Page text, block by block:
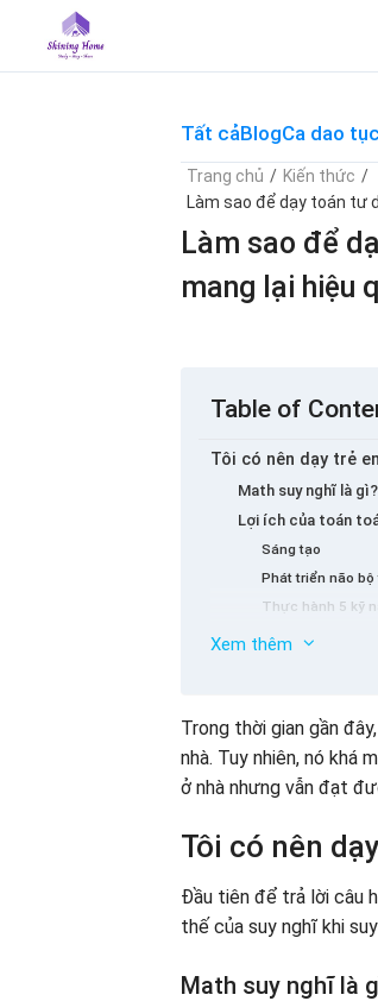
content
Tất cảBlogCa dao
Trang chủ / Kiến thức /
Làm sao để dạy toán tư
Làm sao để
mang lại hiệu
Table of
Tôi có nên dạy trẻ
Math suy nghĩ là gì?
Lợi ích của toán
Sáng tạo
Phát triển não bộ
Thực hành 5 kỹ
Xây dựng nền
Chọn đồ chơi để
Hãy để con bạn
Cách dạy 3 -Yy -y -
Sử dụng các câu
Chơi “Vai trò -chơi”
Shining Home –
Bài tập đếm số
Xem thêm
Trong thời gian gần
nhà. Tuy nhiên, nó khá
ở nhà nhưng vẫn đạt
Tôi có nên
Đầu tiên để trả lời câu
thế của suy nghĩ khi
Math suy nghĩ là